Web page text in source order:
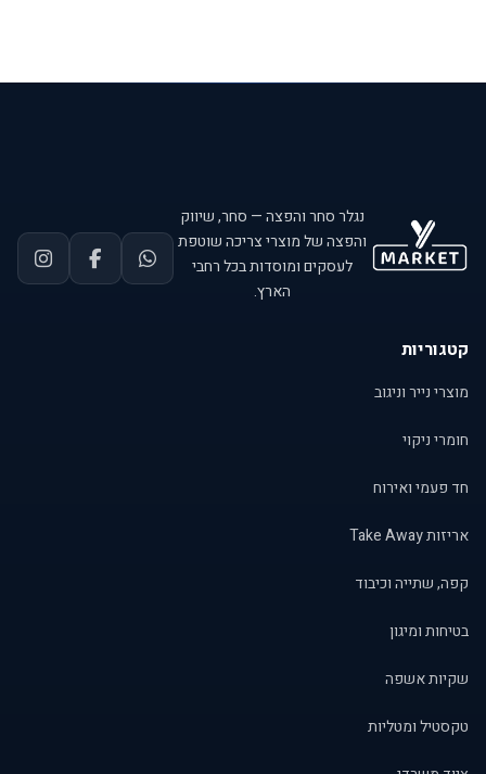
נגלר סחר והפצה — סחר, שיווק
והפצה של מוצרי צריכה שוטפת
לעסקים ומוסדות בכל רחבי
הארץ.
קטגוריות
מוצרי נייר וניגוב
חומרי ניקוי
חד פעמי ואירוח
אריזות Take Away
קפה, שתייה וכיבוד
בטיחות ומיגון
שקיות אשפה
טקסטיל ומטליות